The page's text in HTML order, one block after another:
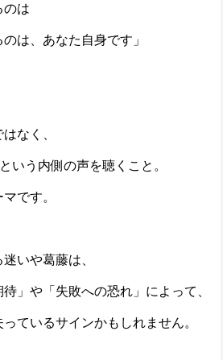
のは
は、あなた自身です」
なく、
いう内側の声を聴くこと。
です。
いや葛藤は、
」や「失敗への恐れ」によって、
ているサインかもしれません。